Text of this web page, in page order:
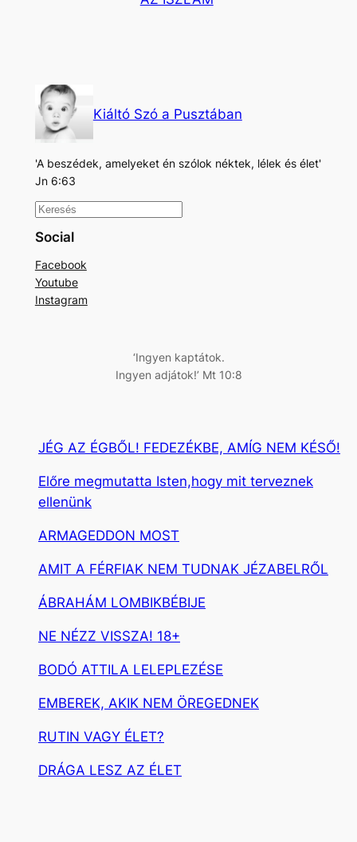
Kiáltó Szó a Pusztában
'A beszédek, amelyeket én szólok néktek, lélek és élet'
Jn 6:63
K
e
e
s
Social
Facebook
Youtube
Instagram
‘Ingyen kaptátok.
Ingyen adjátok!’ Mt 10:8
JÉG AZ ÉGBŐL! FEDEZÉKBE, AMÍG NEM KÉSŐ!
Előre megmutatta Isten,hogy mit terveznek
ellenünk
ARMAGEDDON MOST
AMIT A FÉRFIAK NEM TUDNAK JÉZABELRŐL
ÁBRAHÁM LOMBIKBÉBIJE
NE NÉZZ VISSZA! 18+
BODÓ ATTILA LELEPLEZÉSE
EMBEREK, AKIK NEM ÖREGEDNEK
RUTIN VAGY ÉLET?
DRÁGA LESZ AZ ÉLET